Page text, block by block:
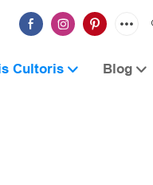
Cultoris Blog